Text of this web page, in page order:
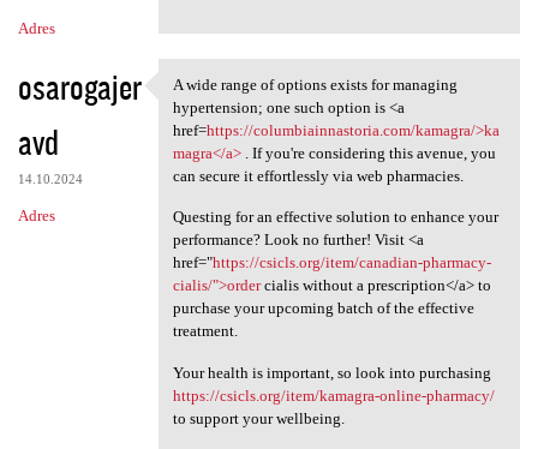
Adres
osarogajer
avd
14.10.2024
Adres
A wide range of options
A wide range of options exists for managing
hypertension; one such option is <a
href=https://columbiainnastoria.com/kamagra/>ka
magra</a>. If you're considering this avenue, you
can secure it effortlessly via web pharmacies.
Questing for an effective solution to enhance your
performance? Look no further! Visit <a
href="https://csicls.org/item/canadian-pharmacy-
cialis/">ordercialis without a prescription</a> to
purchase your upcoming batch of the effective
treatment.
Your health is important, so look into purchasing
https://csicls.org/item/kamagra-online-pharmacy/
to support your wellbeing.